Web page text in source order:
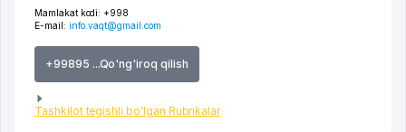
Mamlakat kodi: +998
E-mail: info.vaqt@gmail.com
+99895 ...Qo'ng'iroq qilish
Tashkilot tegishli bo'lgan Rubrikalar